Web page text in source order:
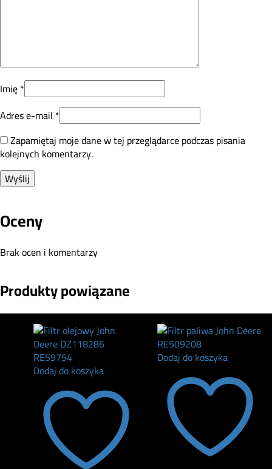
Imię*
Adres e-mail *
Zapamiętaj moje dane w tej przeglądarce podczas pisania
kolejnych komentarzy.
Oceny
Brak ocen i komentarzy
Produkty powiązane
Dodaj do koszyka
Dodaj do koszyka